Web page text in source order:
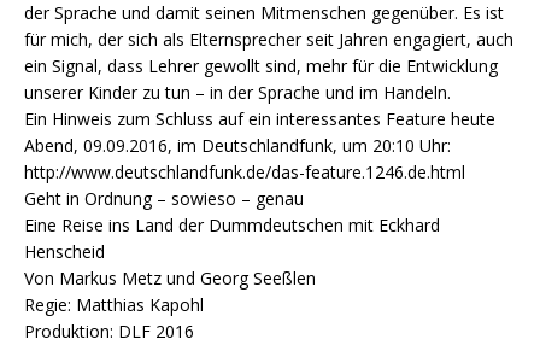
der Sprache und damit seinen Mitmenschen gegenüber. Es ist
für mich, der sich als Elternsprecher seit Jahren engagiert, auch
ein Signal, dass Lehrer gewollt sind, mehr für die Entwicklung
unserer Kinder zu tun – in der Sprache und im Handeln.
Ein Hinweis zum Schluss auf ein interessantes Feature heute
Abend, 09.09.2016, im Deutschlandfunk, um 20:10 Uhr:
http://www.deutschlandfunk.de/das-feature.1246.de.html
Geht in Ordnung – sowieso – genau
Eine Reise ins Land der Dummdeutschen mit Eckhard
Henscheid
Von Markus Metz und Georg Seeßlen
Regie: Matthias Kapohl
Produktion: DLF 2016